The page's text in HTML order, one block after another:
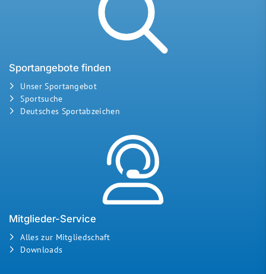
Sportangebote finden
Unser Sportangebot
Sportsuche
Deutsches Sportabzeichen
Mitglieder-Service
Alles zur Mitgliedschaft
Downloads